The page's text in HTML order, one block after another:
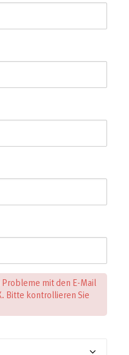
mit den E-Mail
Bitte kontrollieren Sie